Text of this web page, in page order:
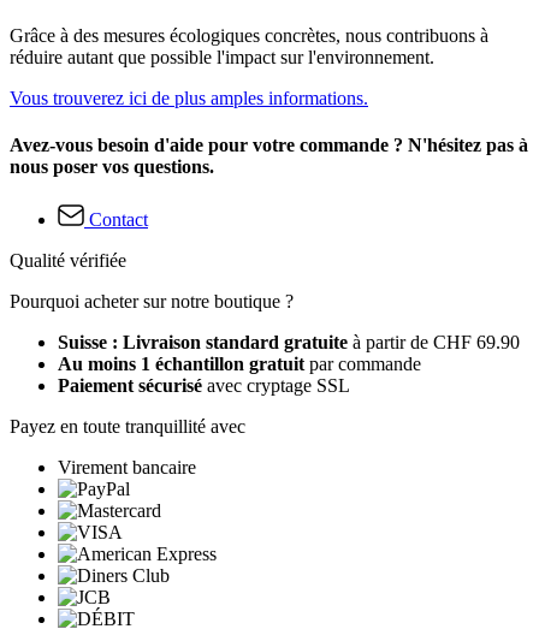
Grâce à des mesures écologiques concrètes, nous contribuons à
réduire autant que possible l'impact sur l'environnement.
Vous trouverez ici de plus amples informations.
Avez-vous besoin d'aide pour votre commande ? N'hésitez pas à
nous poser vos questions.
Contact
Qualité vérifiée
Pourquoi acheter sur notre boutique ?
Suisse : Livraison standard gratuite à partir de CHF 69.90
Au moins 1 échantillon gratuit par commande
Paiement sécurisé avec cryptage SSL
Payez en toute tranquillité avec
Virement bancaire